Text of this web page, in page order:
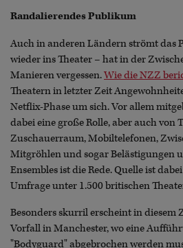
Randalierendes Publikum
Auch in anderen Ländern strömt das
wieder ins Theater – hat in der
Manieren vergessen.Wie die NZZ
Theatern in letzter Zeit
Netflix-Phase um sich. Vor allem
dabei eine große Rolle, aber auch von
Zuschauerraum, Mobiltelefonen,
Mitgröhlen und sogar Belästigungen
Ensembles ist die Rede. Quelle ist
Umfrage unter 1.500 britischen
Besonders skurril erscheint in diesem
Vorfall in Manchester, wo eine
"Bodyguard" abgebrochen werden